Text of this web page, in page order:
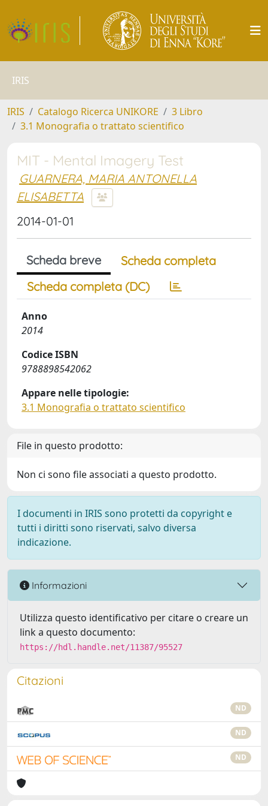
IRIS
IRIS Catalogo Ricerca UNIKORE
3 Libro
3.1 Monografia o trattato scientifico
MIT - Mental Imagery Test
GUARNERA, MARIA ANTONELLA
ELISABETTA
2014-01-01
Scheda breve
Scheda completa
Scheda completa (DC)
Anno
2014
Codice ISBN
9788898542062
Appare nelle tipologie:
3.1 Monografia o trattato scientifico
File in questo prodotto:
Non ci sono file associati a questo prodotto.
I documenti in IRIS sono protetti da copyright e
tutti i diritti sono riservati, salvo diversa
indicazione.
Informazioni
Utilizza questo identificativo per citare o creare un
link a questo documento:
https://hdl.handle.net/11387/95527
Citazioni
ND
ND
ND